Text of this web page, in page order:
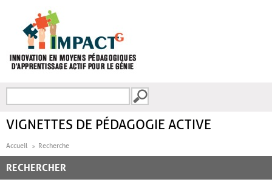
FORMULAIRE DE
VIGNETTES DE PÉDAGOGIE ACTIVE
Accueil Recherche
RECHERCHER